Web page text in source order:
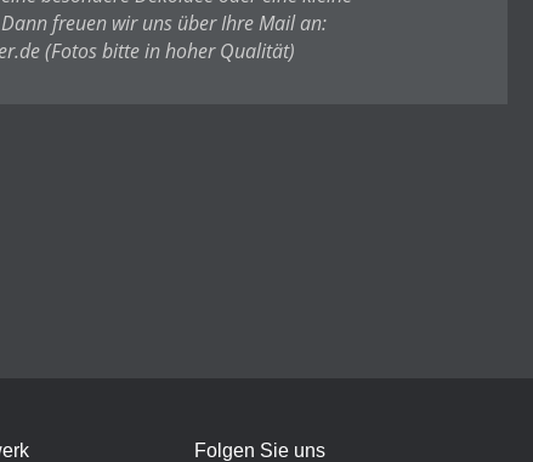
freuen wir uns über Ihre Mail an:
(Fotos bitte in hoher Qualität)
Folgen Sie uns